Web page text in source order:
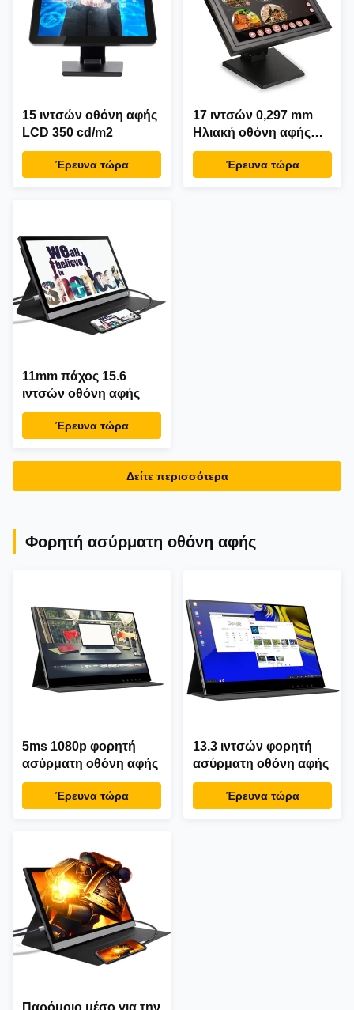
15 ιντσών οθόνη αφής
LCD 350 cd/m2
Έρευνα τώρα
17 ιντσών 0,297 mm
Ηλιακή οθόνη αφής
χωρητικότητας
Βιομηχανική ποιότητα
Έρευνα τώρα
11mm πάχος 15.6
ιντσών οθόνη αφής
Έρευνα τώρα
Δείτε περισσότερα
Φορητή ασύρματη οθόνη αφής
5ms 1080p φορητή
ασύρματη οθόνη αφής
Έρευνα τώρα
13.3 ιντσών φορητή
ασύρματη οθόνη αφής
Έρευνα τώρα
Παρόμοιο μέσο για την